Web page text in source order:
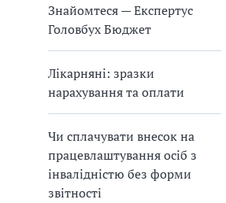
Знайомтеся — Експертус
Головбух Бюджет
Лікарняні: зразки
нарахування та оплати
Чи сплачувати внесок на
працевлаштування осіб з
інвалідністю без форми
звітності